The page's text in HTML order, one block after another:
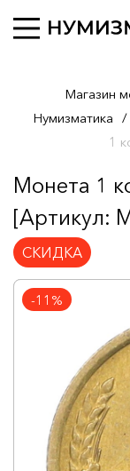
Магазин
Нумизматика /
1
Монета 1
[Артикул:
СКИДКА
-11%